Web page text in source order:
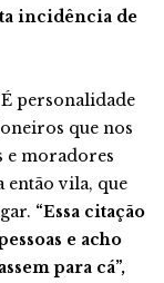
incidência de
É personalidade
que nos
moradores
então vila, que
“Essa citação
e acho
para cá”,